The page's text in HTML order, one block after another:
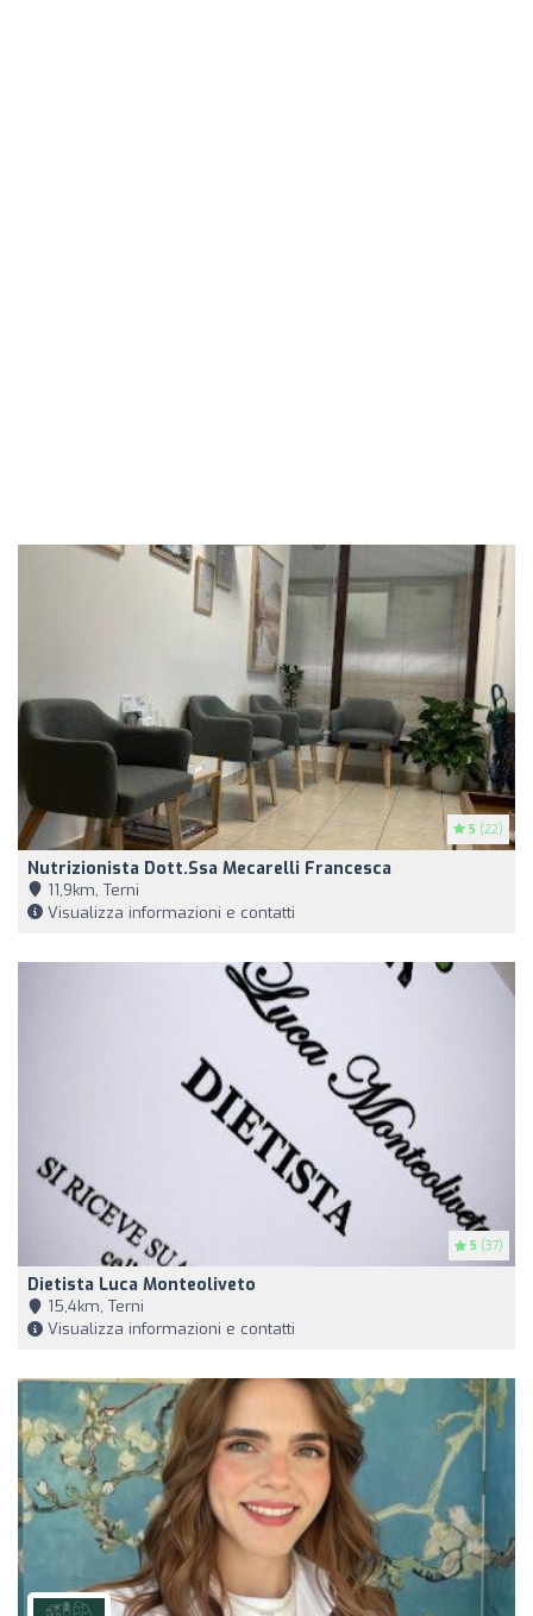
5 (22)
Nutrizionista Dott.ssa Mecarelli Francesca
11,9km, Terni
Visualizza informazioni e contatti
5 (37)
Dietista Luca Monteoliveto
15,4km, Terni
Visualizza informazioni e contatti